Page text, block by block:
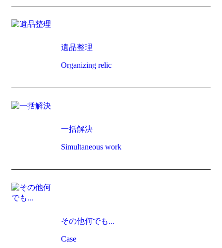
遺品整理
Organizing relic
一括解決
Simultaneous work
その他何でも...
Case